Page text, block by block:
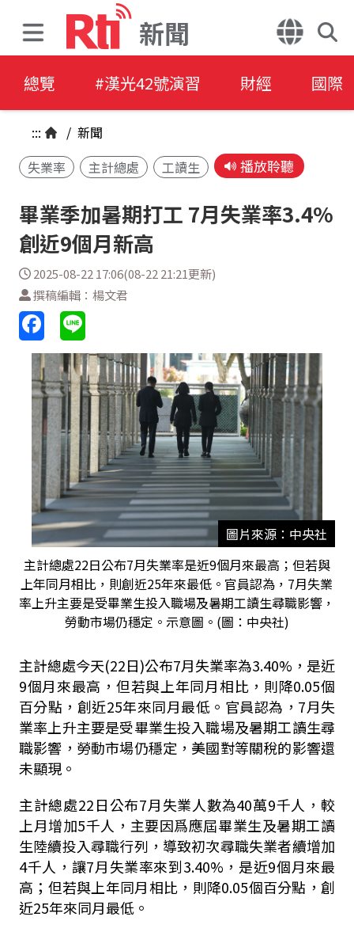
新聞
總覽 #漢光42號演習 財經 國際
::: / 新聞
失業率
主計總處 工讀生 播放聆聽
畢業季加暑期打工 7月失業率3.4%
創近9個月新高
2025-08-22 17:06(08-22 21:21更新)
撰稿編輯：楊文君
圖片來源：中央社
主計總處22日公布7月失業率是近9個月來最高；但若與
上年同月相比，則創近25年來最低。官員認為，7月失業
率上升主要是受畢業生投入職場及暑期工讀生尋職影響，
勞動市場仍穩定。示意圖。(圖：中央社)
主計總處今天(22日)公布7月失業率為3.40%，是近
9個月來最高，但若與上年同月相比，則降0.05個
百分點，創近25年來同月最低。官員認為，7月失
業率上升主要是受畢業生投入職場及暑期工讀生尋
職影響，勞動市場仍穩定，美國對等關稅的影響還
未顯現。
主計總處22日公布7月失業人數為40萬9千人，較
上月增加5千人，主要因爲應屆畢業生及暑期工讀
生陸續投入尋職行列，導致初次尋職失業者續增加
4千人，讓7月失業率來到3.40%，是近9個月來最
高；但若與上年同月相比，則降0.05個百分點，創
近25年來同月最低。